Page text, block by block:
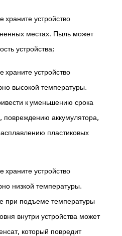
храните устройство
местах. Пыль может
устройства;
храните устройство
высокой температуры.
к уменьшению срока
повреждению аккумулятора,
пластиковых
храните устройство
низкой температуры.
при подъеме температуры
внутри устройства может
который повредит